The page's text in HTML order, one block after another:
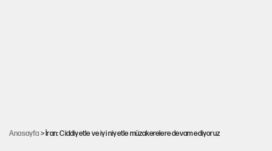
Anasayfa > İran: Ciddiyetle ve iyi niyetle müzakerelere devam ediyoruz